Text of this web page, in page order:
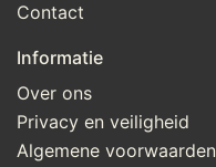
Contact
Informatie
Over ons
Privacy en veiligheid
Algemene voorwaarden